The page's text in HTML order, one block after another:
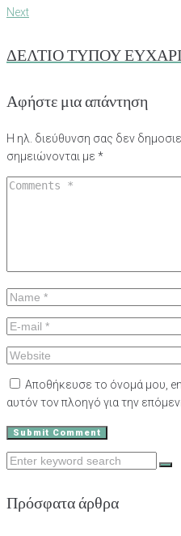
Next
Next
ΔΕΛΤΙΟ ΤΥΠΟΥ
Αφήστε μια απάντηση
Η ηλ. διεύθυνση σας δεν
σημειώνονται με *
Αποθήκευσε το όνομά μου,
αυτόν τον πλοηγό για την
Search
Πρόσφατα άρθρα